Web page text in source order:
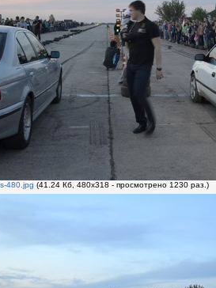
480.jpg (41.24 Кб, 480x318 - просмотрено 1230 раз.)